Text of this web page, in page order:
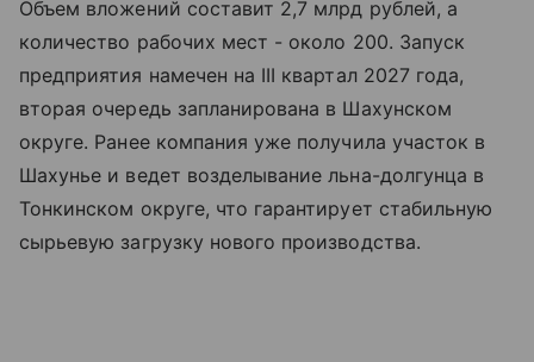
Объем вложений составит 2,7 млрд рублей, а
количество рабочих мест - около 200. Запуск
предприятия намечен на III квартал 2027 года,
вторая очередь запланирована в Шахунском
округе. Ранее компания уже получила участок в
Шахунье и ведет возделывание льна-долгунца в
Тонкинском округе, что гарантирует стабильную
сырьевую загрузку нового производства.